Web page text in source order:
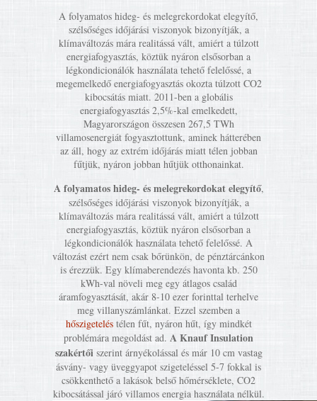
A folyamatos hideg- és melegrekordokat elegyítő,
szélsőséges időjárási viszonyok bizonyítják, a
klímaváltozás mára realitássá vált, amiért a túlzott
energiafogyasztás, köztük nyáron elsősorban a
légkondicionálók használata tehető felelőssé, a
megemelkedő energiafogyasztás okozta túlzott CO2
kibocsátás miatt. 2011-ben a globális
energiafogyasztás 2,5%-kal emelkedett,
Magyarországon összesen 267,5 TWh
villamosenergiát fogyasztottunk, aminek hátterében
az áll, hogy az extrém időjárás miatt télen jobban
fűtjük, nyáron jobban hűtjük otthonainkat.
A folyamatos hideg- és melegrekordokat elegyítő,
szélsőséges időjárási viszonyok bizonyítják, a
klímaváltozás mára realitássá vált, amiért a túlzott
energiafogyasztás, köztük nyáron elsősorban a
légkondicionálók használata tehető felelőssé. A
változást ezért nem csak bőrünkön, de pénztárcánkon
is érezzük. Egy klímaberendezés havonta kb. 250
kWh-val növeli meg egy átlagos család
áramfogyasztását, akár 8-10 ezer forinttal terhelve
meg villanyszámlánkat. Ezzel szemben a
hőszigeteléstélen fűt, nyáron hűt, így mindkét
problémára megoldást ad. A Knauf Insulation
szakértői szerint árnyékolással és már 10 cm vastag
ásvány- vagy üveggyapot szigeteléssel 5-7 fokkal is
csökkenthető a lakások belső hőmérséklete, CO2
kibocsátással járó villamos energia használata nélkül.